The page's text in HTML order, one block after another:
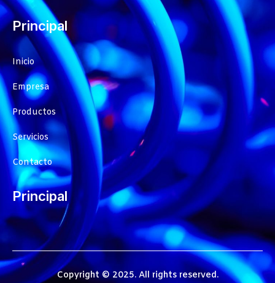
Principal
Inicio
Empresa
Productos
Servicios
Contacto
Principal
Copyright © 2025. All rights reserved.